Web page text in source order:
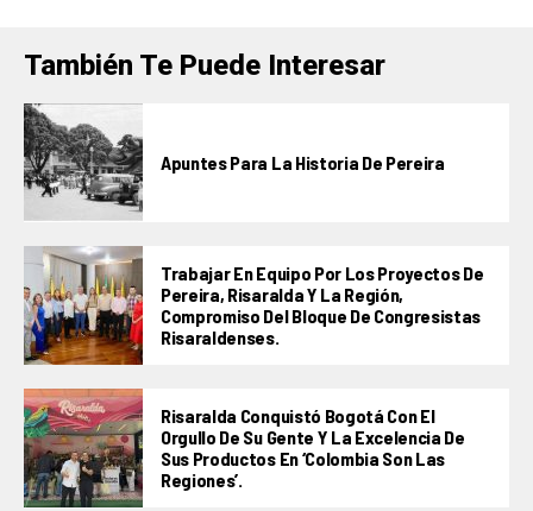
También Te Puede Interesar
Apuntes Para La Historia De Pereira
Trabajar En Equipo Por Los Proyectos De
Pereira, Risaralda Y La Región,
Compromiso Del Bloque De Congresistas
Risaraldenses.
Risaralda Conquistó Bogotá Con El
Orgullo De Su Gente Y La Excelencia De
Sus Productos En ‘Colombia Son Las
Regiones’.